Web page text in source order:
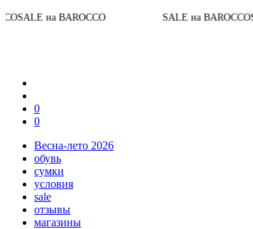
BAROCCO SALE на BAROCCOSALE на
0
0
Весна-лето 2026
обувь
сумки
условия
sale
отзывы
магазины